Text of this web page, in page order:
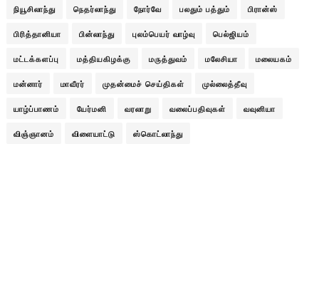
நியூசிலாந்து நெதர்லாந்து நோர்வே பலதும் பத்தும் பிரான்ஸ்
பிரித்தானியா பின்லாந்து புலம்பெயர் வாழ்வு பெல்ஜியம்
மட்டக்களப்பு மத்தியகிழக்கு மருத்துவம் மலேசியா மலையகம்
மன்னார் மாவீரர் முதன்மைச் செய்திகள் முல்லைத்தீவு
யாழ்ப்பாணம் யேர்மனி வரலாறு வலைப்பதிவுகள் வவுனியா
விஞ்ஞானம் விளையாட்டு ஸ்கொட்லாந்து